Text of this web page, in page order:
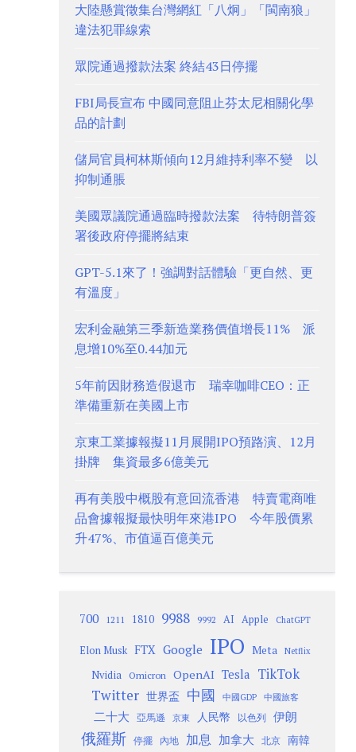
大陸懸賞徵集台灣網紅「八炯」「閩南狼」
違法犯罪線索
眾院通過撥款法案 終結43日停擺
FBI局長宣布 中國同意阻止芬太尼相關化學
品的計劃
儲局官員柯林斯傾向12月維持利率不變 以
抑制通脹
美國眾議院通過臨時撥款法案 待特朗普簽
署後政府停擺將結束
GPT-5.1來了！強調對話體驗「更自然、更
有溫度」
宏利金融第三季新造業務價值增長11% 派
息增10%至0.44加元
5年前因財務造假退市 瑞幸咖啡CEO：正
準備重新在美國上市
京東工業據報擬11月展開IPO預路演、12月
掛牌 集資最多6億美元
再有美股中概股有意回流香港 特賣電商唯
品會據報擬最快明年來港IPO 今年股價累
升47%、市值逼百億美元
700 1211 1810 9988 9992 AI Apple ChatGPT
Elon Musk FTX Google IPO Meta Netflix
Nvidia Omicron OpenAI Tesla TikTok
Twitter 世界盃 中國 中國GDP 中國旅客
二十大 亞馬遜 京東 人民幣 以色列 伊朗
俄羅斯 停擺 內地 加息 加拿大 北京
南韓